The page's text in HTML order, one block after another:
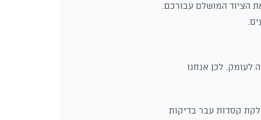
הציוד המושלם עבורכם.
לעומק. לכן אנחנו
קסדות עבר בדיקות